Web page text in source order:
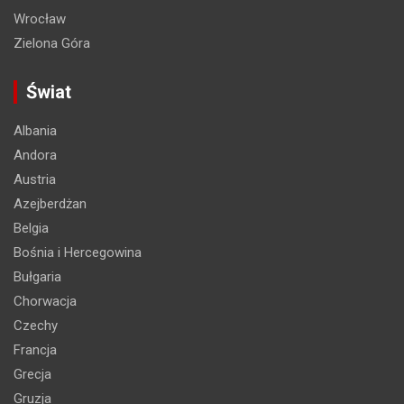
Wrocław
Zielona Góra
Świat
Albania
Andora
Austria
Azejberdżan
Belgia
Bośnia i Hercegowina
Bułgaria
Chorwacja
Czechy
Francja
Grecja
Gruzja